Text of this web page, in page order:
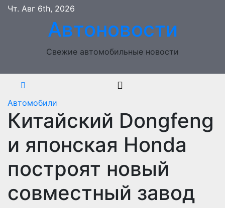
Перейти
содержимому
Чт. Авг 6th, 2026
Автоновости
Свежие автомобильные новости
Автомобили
Китайский Dongfeng
и японская Honda
построят новый
совместный завод